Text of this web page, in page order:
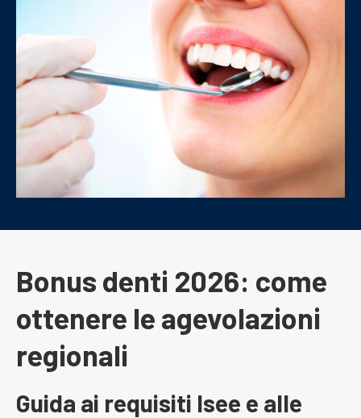
Bonus denti 2026: come
ottenere le agevolazioni
regionali
Guida ai requisiti Isee e alle